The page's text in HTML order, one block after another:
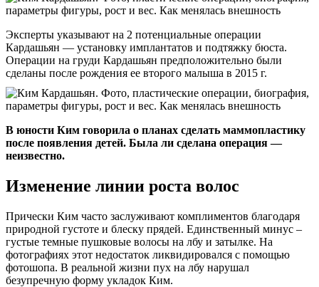
Эксперты указывают на 2 потенциальные операции
Кардашьян — установку имплантатов и подтяжку бюста.
Операции на груди Кардашьян предположительно были
сделаны после рождения ее второго малыша в 2015 г.
В юности Ким говорила о планах сделать маммопластику
после появления детей. Была ли сделана операция —
неизвестно.
Изменение линии роста волос
Прически Ким часто заслуживают комплиментов благодаря
природной густоте и блеску прядей. Единственный минус –
густые темные пушковые волосы на лбу и затылке. На
фотографиях этот недостаток ликвидировался с помощью
фотошопа. В реальной жизни пух на лбу нарушал
безупречную форму укладок Ким.